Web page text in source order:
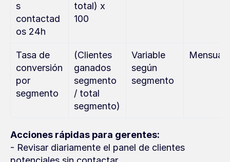
s
contactad
os 24h
total) x
100
Tasa de
conversión
por
segmento
(Clientes
ganados
segmento
/ total
segmento)
Variable
según
segmento
Mensual
Acciones rápidas para gerentes:
- Revisar diariamente el panel de clientes